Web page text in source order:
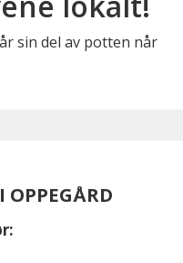
sin del av potten når
OPPEGÅRD